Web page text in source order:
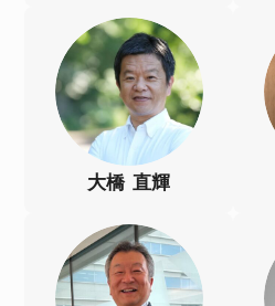
大橋 直輝